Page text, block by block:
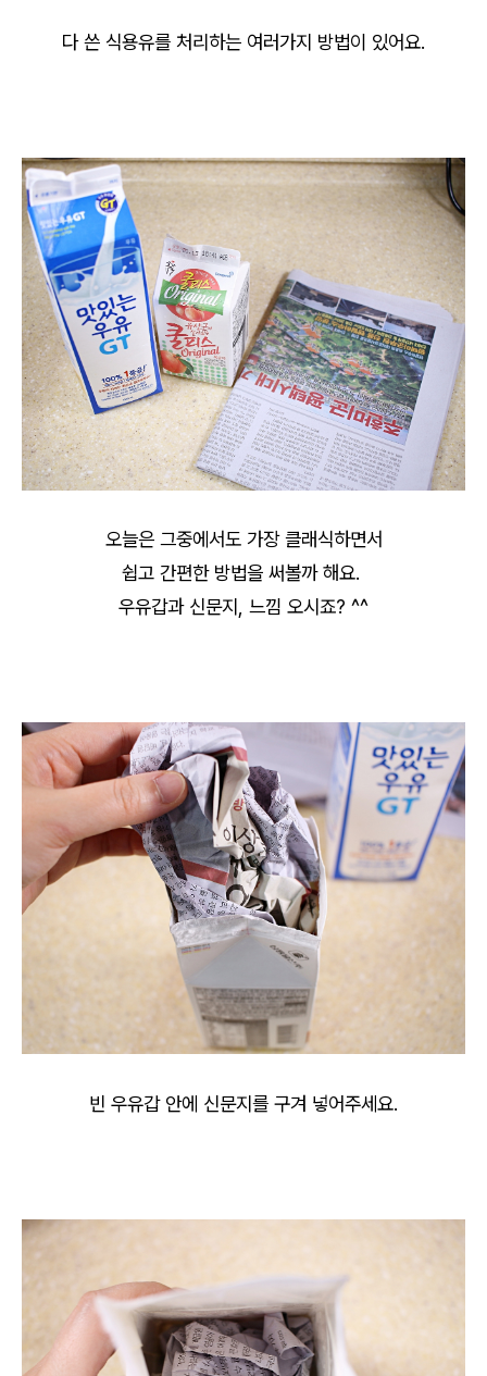
다 쓴 식용유를 처리하는 여러가지 방법이 있어요.
오늘은 그중에서도 가장 클래식하면서
쉽고 간편한 방법을 써볼까 해요.
우유갑과 신문지, 느낌 오시죠? ^^
빈 우유갑 안에 신문지를 구겨 넣어주세요.